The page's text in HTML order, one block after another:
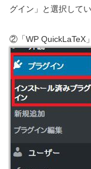
グイン」と選択してい
②「WP QuickLaTeX